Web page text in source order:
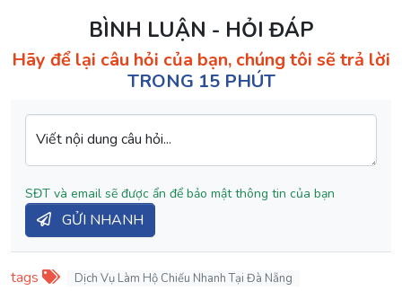
BÌNH LUẬN - HỎI ĐÁP
Hãy để lại câu hỏi của bạn, chúng tôi sẽ trả lời
TRONG 15 PHÚT
Viết nội dung câu hỏi...
SĐT và email sẽ được ẩn để bảo mật thông tin của bạn
GỬI NHANH
tags Dịch Vụ Làm Hộ Chiếu Nhanh Tại Đà Nẵng